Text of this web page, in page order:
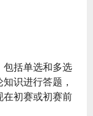
包括单选和多选
识进行答题，
在初赛或初赛前